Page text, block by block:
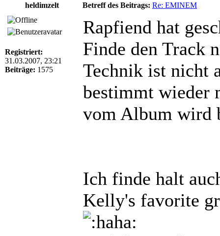
heldimzelt
Betreff des Beitrags: Re: EMINEM
Registriert:
31.03.2007, 23:21
Beiträge: 1575
Rapfiend hat
Finde den Track
Technik ist nicht
bestimmt wieder
vom Album wird
Ich finde halt
Kelly's favorite